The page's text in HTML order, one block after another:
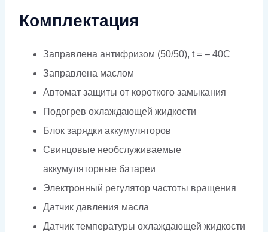
Комплектация
Заправлена антифризом (50/50), t = – 40C
Заправлена маслом
Автомат защиты от короткого замыкания
Подогрев охлаждающей жидкости
Блок зарядки аккумуляторов
Свинцовые необслуживаемые
аккумуляторные батареи
Электронный регулятор частоты вращения
Датчик давления масла
Датчик температуры охлаждающей жидкости